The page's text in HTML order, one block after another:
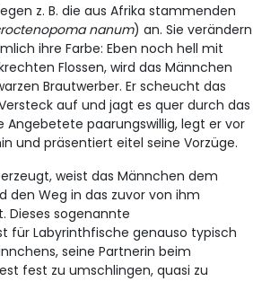
z. B. die aus Afrika stammenden
nanum) an. Sie verändern
ihre Farbe: Eben noch hell mit
Flossen, wird das Männchen
Brautwerber. Er scheucht das
auf und jagt es quer durch das
Angebetete paarungswillig, legt er vor
und präsentiert eitel seine Vorzüge.
weist das Männchen dem
den Weg in das zuvor von ihm
Dieses sogenannte
für Labyrinthfische genauso typisch
seine Partnerin beim
fest zu umschlingen, quasi zu